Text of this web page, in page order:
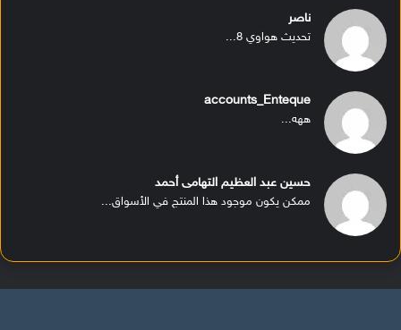
ناصر
تحديث هواوي 8...
accounts_Enteque
ههه...
حسين عبد العظيم التهامى أحمد
ممكن يكون موجود هذا المنتج في الأسواق...